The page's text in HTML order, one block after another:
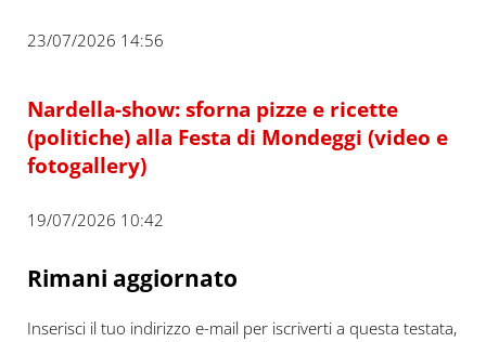
23/07/2026 14:56
Nardella-show: sforna pizze e ricette
(politiche) alla Festa di Mondeggi (video e
fotogallery)
19/07/2026 10:42
Rimani aggiornato
Inserisci il tuo indirizzo e-mail per iscriverti a questa testata,